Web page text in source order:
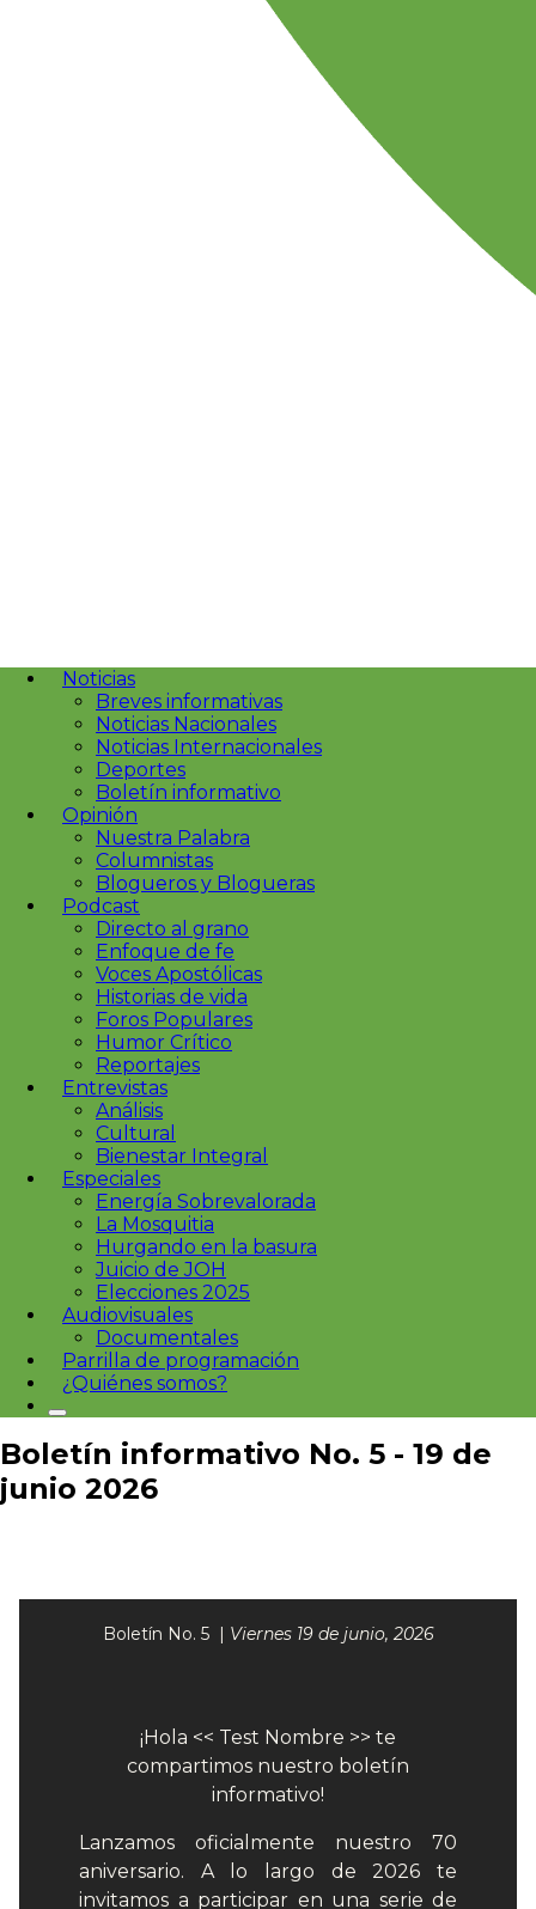
Noticias
Breves informativas
Noticias Nacionales
Noticias Internacionales
Deportes
Boletín informativo
Opinión
Nuestra Palabra
Columnistas
Blogueros y Blogueras
Podcast
Directo al grano
Enfoque de fe
Voces Apostólicas
Historias de vida
Foros Populares
Humor Crítico
Reportajes
Entrevistas
Análisis
Cultural
Bienestar Integral
Especiales
Energía Sobrevalorada
La Mosquitia
Hurgando en la basura
Juicio de JOH
Elecciones 2025
Audiovisuales
Documentales
Parrilla de programación
¿Quiénes somos?
Boletín informativo No. 5 - 19 de
junio 2026
Boletín No. 5 | Viernes 19 de junio, 2026
¡Hola << Test Nombre >> te
compartimos nuestro boletín
informativo!
Lanzamos oficialmente nuestro 70
aniversario. A lo largo de 2026 te
invitamos a participar en una serie de